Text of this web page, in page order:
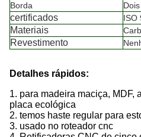
Borda
Dois
certificados ISO
Materiais
Revestimento
Detalhes rápidos:
1. para madeira maciça, MDF,
placa ecológica
2. temos haste regular para
3. usado no roteador cnc